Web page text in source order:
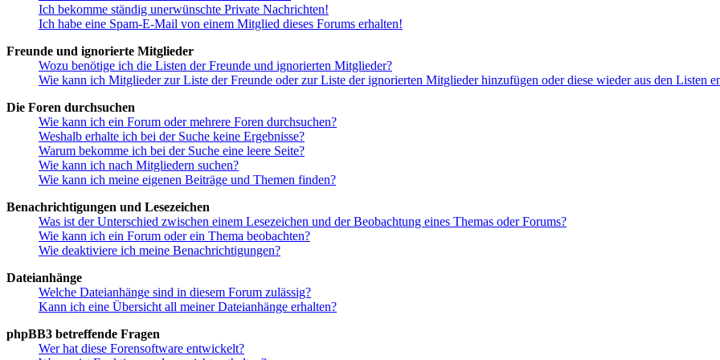
Ich bekomme ständig unerwünschte Private Nachrichten!
Ich habe eine Spam-E-Mail von einem Mitglied dieses Forums erhalten!
Freunde und ignorierte Mitglieder
Wozu benötige ich die Listen der Freunde und ignorierten Mitglieder?
Wie kann ich Mitglieder zur Liste der Freunde oder zur Liste der ignorierten Mitglieder hinzufügen oder diese wieder aus den Listen
Die Foren durchsuchen
Wie kann ich ein Forum oder mehrere Foren durchsuchen?
Weshalb erhalte ich bei der Suche keine Ergebnisse?
Warum bekomme ich bei der Suche eine leere Seite?
Wie kann ich nach Mitgliedern suchen?
Wie kann ich meine eigenen Beiträge und Themen finden?
Benachrichtigungen und Lesezeichen
Was ist der Unterschied zwischen einem Lesezeichen und der Beobachtung eines Themas oder Forums?
Wie kann ich ein Forum oder ein Thema beobachten?
Wie deaktiviere ich meine Benachrichtigungen?
Dateianhänge
Welche Dateianhänge sind in diesem Forum zulässig?
Kann ich eine Übersicht all meiner Dateianhänge erhalten?
phpBB3 betreffende Fragen
Wer hat diese Forensoftware entwickelt?